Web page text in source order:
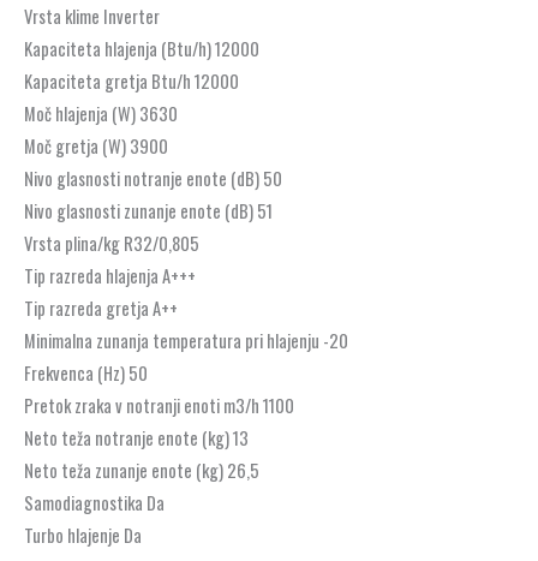
Vrsta klime Inverter
Kapaciteta hlajenja (Btu/h) 12000
Kapaciteta gretja Btu/h 12000
Moč hlajenja (W) 3630
Moč gretja (W) 3900
Nivo glasnosti notranje enote (dB) 50
Nivo glasnosti zunanje enote (dB) 51
Vrsta plina/kg R32/0,805
Tip razreda hlajenja A+++
Tip razreda gretja A++
Minimalna zunanja temperatura pri hlajenju -20
Frekvenca (Hz) 50
Pretok zraka v notranji enoti m3/h 1100
Neto teža notranje enote (kg) 13
Neto teža zunanje enote (kg) 26,5
Samodiagnostika Da
Turbo hlajenje Da